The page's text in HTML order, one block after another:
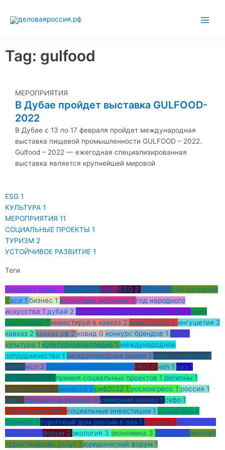
Tag: gulfood
МЕРОПРИЯТИЯ
В Дубае пройдет выставка GULFOOD-
2022
В Дубае c 13 по 17 февраля пройдет международная
выставка пищевой промышленности GULFOOD – 2022.
Gulfood – 2022 — ежегодная специализированная
выставка является крупнейшей мировой
ESG 1
КУЛЬТУРА 1
МЕРОПРИЯТИЯ 11
СОЦИАЛЬНЫЕ ПРОЕКТЫ 1
ТУРИЗМ 2
УСТОЙЧИВОЕ РАЗВИТИЕ 1
Теги
caucasus today 1 covid-18 0 ctd 0 ESG 2 gulfood 1 visit caucasus
1 аси 1 бизнес 1 волонтеры эколонии 1 год народного
искусства 1 дубай 2 женское предпринимательство 1 идеи
для россии 1 инвестируй в кавказ 2 инвестиции 3 ингушетия 2
кавказ 2 кавказ.рф 2 ковид 0 конкурс брендов 1 КСО 1
культура 1 культурноенаследие 1 международное
сотрудничество 1 международные рынки 1 меры поддержки
мсп 1 мсп 2 национальные проекты 0 НКО 0 нхп 1 оаэ 1
ПМЮФ-2023 1 премия социальных проектов 1 регионы 1
регионы скфо 1 ремесла 1 риф2022 1 росконгресс 1 россия 1
рэц 1 сделано на кавказе 3 северный кавказ 1 скфо 1
сотрудничество 1 социальные инвестиции 1 социальные
проекты 1 тороговый дом россии в оаэ 1 туризм 2 устойчивое
развитие 1 форум 2 экология 3 экономика 3 экспорт 3 экспорт
туристических услуг 1 юридический форум 1